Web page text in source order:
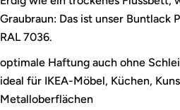
Graubraun: Das ist unser Buntlack
RAL 7036.
optimale Haftung auch ohne
ideal für IKEA-Möbel, Küchen,
Metalloberflächen